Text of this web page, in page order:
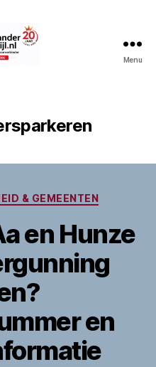
Menu
& GEMEENTEN
en Hunze
en